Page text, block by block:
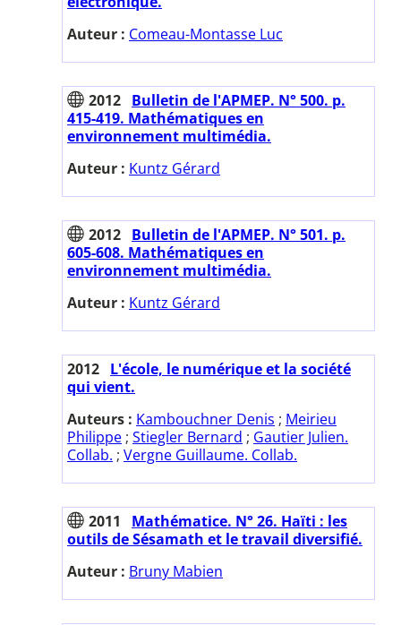
Auteur : Comeau-Montasse Luc
2012 Bulletin de l'APMEP. N° 500. p.
415-419. Mathématiques en
environnement multimédia.
Auteur : Kuntz Gérard
2012 Bulletin de l'APMEP. N° 501. p.
605-608. Mathématiques en
environnement multimédia.
Auteur : Kuntz Gérard
2012 L'école, le numérique et la société
qui vient.
Auteurs : Kambouchner Denis ; Meirieu
Philippe ; Stiegler Bernard ; Gautier Julien.
Collab. ; Vergne Guillaume. Collab.
2011
Mathématice. N° 26. Haïti : les
outils de Sésamath et le travail diversifié.
Auteur : Bruny Mabien